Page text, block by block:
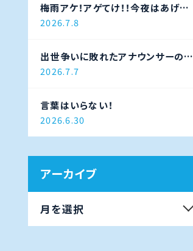
梅雨アケ！アゲてけ！！今夜はあげ太
ナイター！！！
2026.7.8
出世争いに敗れたアナウンサーの末
路
2026.7.7
言葉はいらない！
2026.6.30
アーカイブ
月を選択